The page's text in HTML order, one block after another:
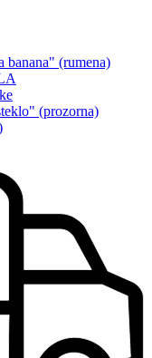
(rumena)
(prozorna)